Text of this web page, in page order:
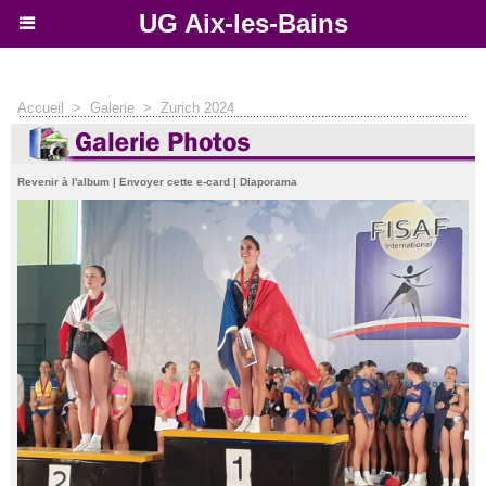
UG Aix-les-Bains
Accueil > Galerie > Zurich 2024
Revenir à l'album | Envoyer cette e-card | Diaporama